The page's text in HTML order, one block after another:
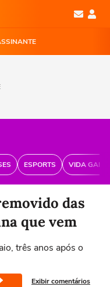
ESPORTS VIDA
das
que vem
três anos após o
Exibir comentários